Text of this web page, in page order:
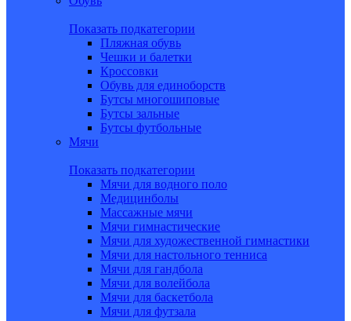
Показать подкатегории
Пляжная обувь
Чешки и балетки
Кроссовки
Обувь для единоборств
Бутсы многошиповые
Бутсы зальные
Бутсы футбольные
Мячи
Показать подкатегории
Мячи для водного поло
Медицинболы
Массажные мячи
Мячи гимнастические
Мячи для художественной гимнастики
Мячи для настольного тенниса
Мячи для гандбола
Мячи для волейбола
Мячи для баскетбола
Мячи для футзала